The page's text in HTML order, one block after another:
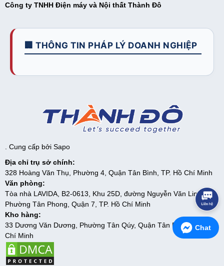
Công ty TNHH Điện máy và Nội thất Thành Đô
🏢 THÔNG TIN PHÁP LÝ DOANH NGHIỆP
. Cung cấp bởi Sapo
Địa chỉ trụ sở chính:
328 Hoàng Văn Thụ, Phường 4, Quận Tân Bình, TP. Hồ Chí Minh
Văn phòng:
Tòa nhà LAVIDA, B2-0613, Khu 25D, đường Nguyễn Văn Linh,
Phường Tân Phong, Quận 7, TP. Hồ Chí Minh
Kho hàng:
33 Dương Văn Dương, Phường Tân Qúy, Quận Tân Phú, TP. Hồ
Chí Minh
Chat